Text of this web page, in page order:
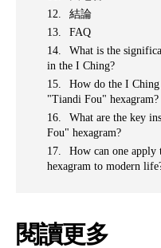
結論
FAQ
What is the
in the I Ching?
How do the I Ching
"Tiandi Fou" hexagram?
What are the key
Fou" hexagram?
How can one
hexagram to modern
閱讀更多